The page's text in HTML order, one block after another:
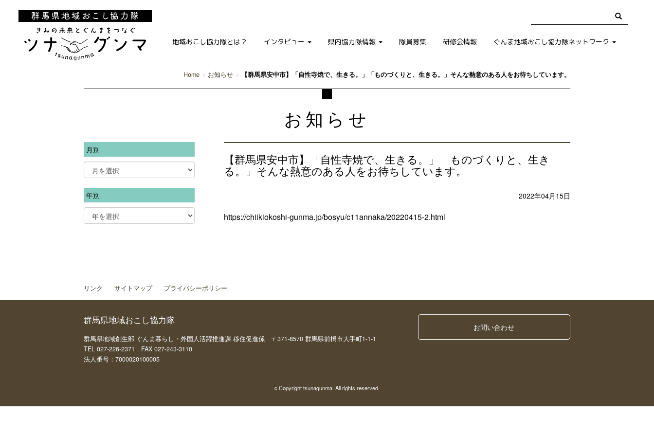
地域おこし協力隊とは？ インタビュー 県内協力隊情報 隊員募集 研修会情報 ぐんま地域おこし協力隊ネットワーク
Home お知らせ 【群馬県安中市】「自性寺焼で、生きる。」「ものづくりと、生きる。」そんな熱意のある人をお待ちしています。
お知らせ
【群馬県安中市】「自性寺焼で、生きる。」「ものづくりと、生き
る。」そんな熱意のある人をお待ちしています。
2022年04月15日
https://chiikiokoshi-gunma.jp/bosyu/c11annaka/20220415-2.html
月別
年別
リンク サイトマップ プライバシーポリシー
群馬県地域おこし協力隊
群馬県地域創生部 ぐんま暮らし・外国人活躍推進課 移住促進係 〒371-8570 群馬県前橋市大手町1-1-1
TEL 027-226-2371 FAX 027-243-3110
法人番号：7000020100005
お問い合わせ
c Copyright tsunagunma. All rights reserved.